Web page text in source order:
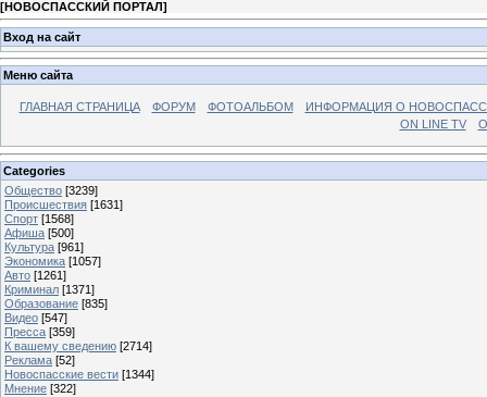
[НОВОСПАССКИЙ ПОРТАЛ]
Вход на сайт
Меню сайта
ГЛАВНАЯ СТРАНИЦА ФОРУМ ФОТОАЛЬБОМ
ИНФОРМАЦИЯ О
ON LINE TV
Categories
Общество [3239]
Происшествия [1631]
Спорт [1568]
Афиша [500]
Культура [961]
Экономика [1057]
Авто [1261]
Криминал [1371]
Образование [835]
Видео [547]
Пресса [359]
К вашему сведению [2714]
Реклама [52]
Новоспасские вести [1344]
Мнение [322]